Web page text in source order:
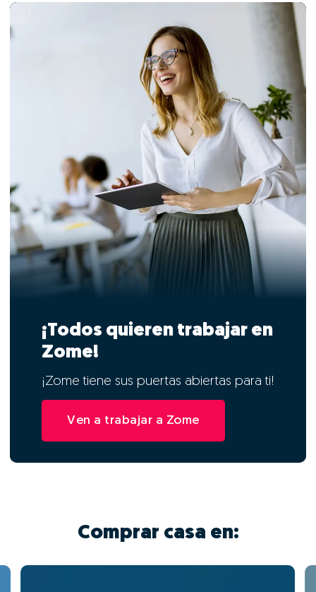
¡Todos quieren trabajar en
Zome!
¡Zome tiene sus puertas abiertas para ti!
Ven a trabajar a Zome
Comprar casa en: